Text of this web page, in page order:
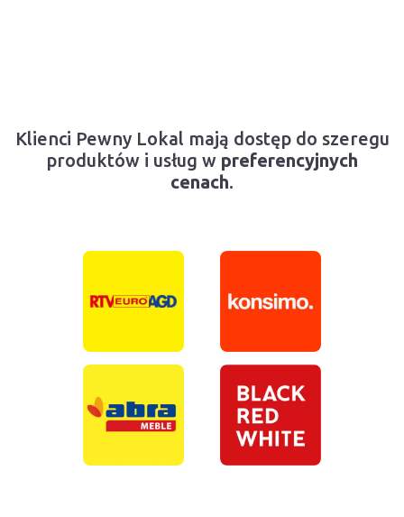
Klienci Pewny Lokal mają dostęp do szeregu
produktów i usług w preferencyjnych
cenach.